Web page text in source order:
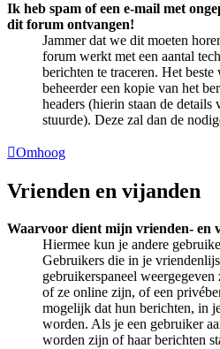
Ik heb spam of een e-mail met
dit forum ontvangen!
Jammer dat we dit moeten
forum werkt met een aantal
berichten te traceren. Het
beheerder een kopie van het
headers (hierin staan de
stuurde). Deze zal dan de
Omhoog
Vrienden en vijanden
Waarvoor dient mijn vrienden- en
Hiermee kun je andere
Gebruikers die in je
gebruikerspaneel
of ze online zijn, of een
mogelijk dat hun berichten, in
worden. Als je een gebruiker
worden zijn of haar berichten